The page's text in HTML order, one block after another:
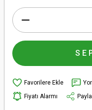
Fiyatı Alarmı